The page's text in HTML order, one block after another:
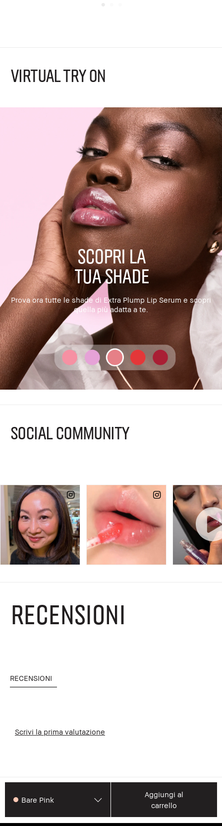
VIRTUAL TRY ON
SCOPRI LA
TUA SHADE
Prova ora tutte le shade di Extra Plump Lip Serum e scopri
quella più adatta a te.
SOCIAL COMMUNITY
RECENSIONI
RECENSIONI
Scrivi la prima valutazione
Bare Pink
Aggiungi al
carrello